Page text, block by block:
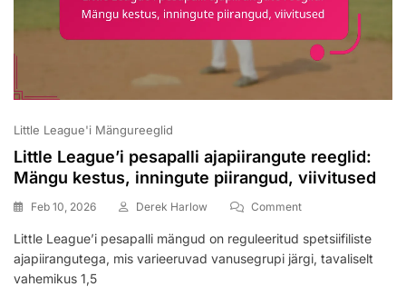
Little League'i Mängureeglid
Little League’i pesapalli ajapiirangute reeglid:
Mängu kestus, inningute piirangud, viivitused
Feb 10, 2026 Derek Harlow CommentOn
League’i
Pesapalli
Little League’i pesapalli mängud on reguleeritud spetsiifiliste
ajapiirangutega, mis varieeruvad vanusegrupi järgi, tavaliselt
vahemikus 1,5